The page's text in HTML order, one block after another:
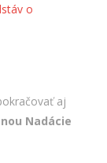
o
aj
Nadácie